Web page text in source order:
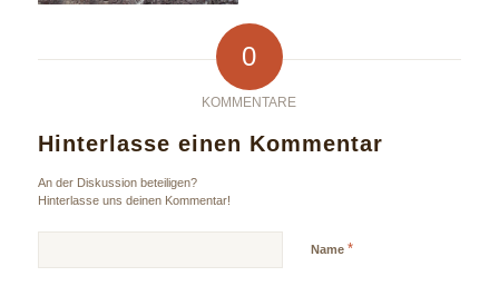
0
KOMMENTARE
Hinterlasse einen Kommentar
An der Diskussion beteiligen?
Hinterlasse uns deinen Kommentar!
Name *